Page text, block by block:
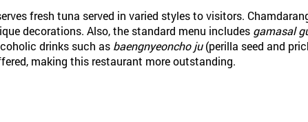
fresh tuna served in varied styles to visitors.
decorations. Also, the standard menu includes gamasal
drinks such as baengnyeoncho ju(perilla seed and
making this restaurant more outstanding.